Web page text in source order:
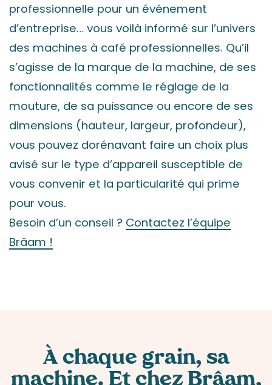
professionnelle pour un événement
d’entreprise… vous voilà informé sur l’univers
des machines à café professionnelles. Qu’il
s’agisse de la marque de la machine, de ses
fonctionnalités comme le réglage de la
mouture, de sa puissance ou encore de ses
dimensions (hauteur, largeur, profondeur),
vous pouvez dorénavant faire un choix plus
avisé sur le type d’appareil susceptible de
vous convenir et la particularité qui prime
pour vous.
Besoin d’un conseil ? Contactez l’équipe
Brâam !
À chaque grain, sa